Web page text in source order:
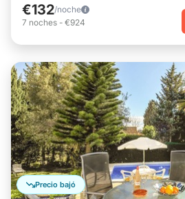
€132/noche
7 noches - €924
Precio bajó